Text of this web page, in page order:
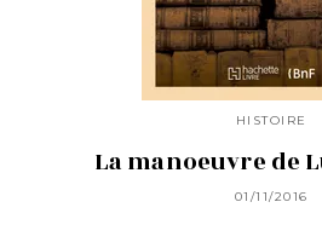
HISTOIRE
La manoeuvre de
01/11/2016